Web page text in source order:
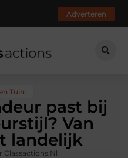
Adverteren
Tuin
past bij
Van
landelijk
Classactions.nl